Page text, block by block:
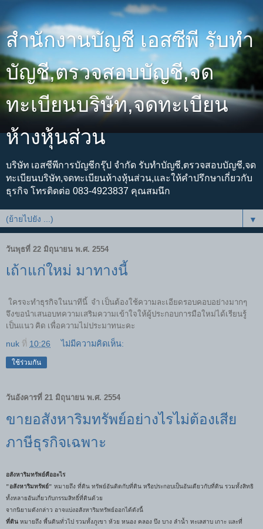
สำนักงานบัญชี เอสซีพี รับทำ
บัญชี,ตรวจสอบบัญชี,จด
ทะเบียนบริษัท,จดทะเบียน
ห้างหุ้นส่วน
บริษัท เอสซีพีการบัญชีกรุ๊ป จำกัด รับทำบัญชี,ตรวจสอบบัญชี,จด
ทะเบียนบริษัท,จดทะเบียนห้างหุ้นส่วน,และให้คำปรึกษาเกี่ยวกับ
ธุรกิจ โทรติดต่อ 083-4923837 คุณสมนึก
▼
วันพุธที่ 22 มิถุนายน พ.ศ. 2554
เถ้าแก่ใหม่ มาทางนี้
ใครจะทำธุรกิจในนาทีนี้ จำ เป็นต้องใช้ความละเอียดรอบคอบอย่างมากๆ
จึงขอนำเสนอบทความเสริมความเข้าใจให้ผู้ประกอบการมือใหม่ได้เรียนรู้
เป็นแนว คิด เพื่อความไม่ประมาทนะคะ
nuk ที่ 10:26 ไม่มีความคิดเห็น:
ใช้ร่วมกัน
วันอังคารที่ 21 มิถุนายน พ.ศ. 2554
ขายอสังหาริมทรัพย์อย่างไรไม่ต้องเสีย
ภาษีธุรกิจเฉพาะ
อสังหาริมทรัพย์คืออะไร
"อสังหาริมทรัพย์" หมายถึง ที่ดิน ทรัพย์อันติดกับที่ดิน หรือประกอบเป็นอันเดียวกับที่ดิน รวมทั้งสิทธิ
ทั้งหลายอันเกี่ยวกับกรรมสิทธิ์ที่ดินด้วย
จากนิยามดังกล่าว อาจแบ่งอสังหาริมทรัพย์ออกได้ดังนี้
ที่ดิน หมายถึง พื้นดินทั่วไป รวมทั้งภูเขา ห้วย หนอง คลอง บึง บาง ลำน้ำ ทะเลสาบ เกาะ และที่